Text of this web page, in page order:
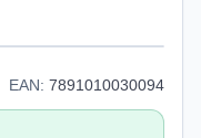
EAN: 7891010030094